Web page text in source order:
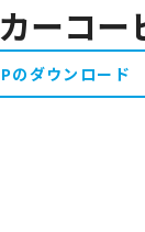
味料ーコー
のダウンロード